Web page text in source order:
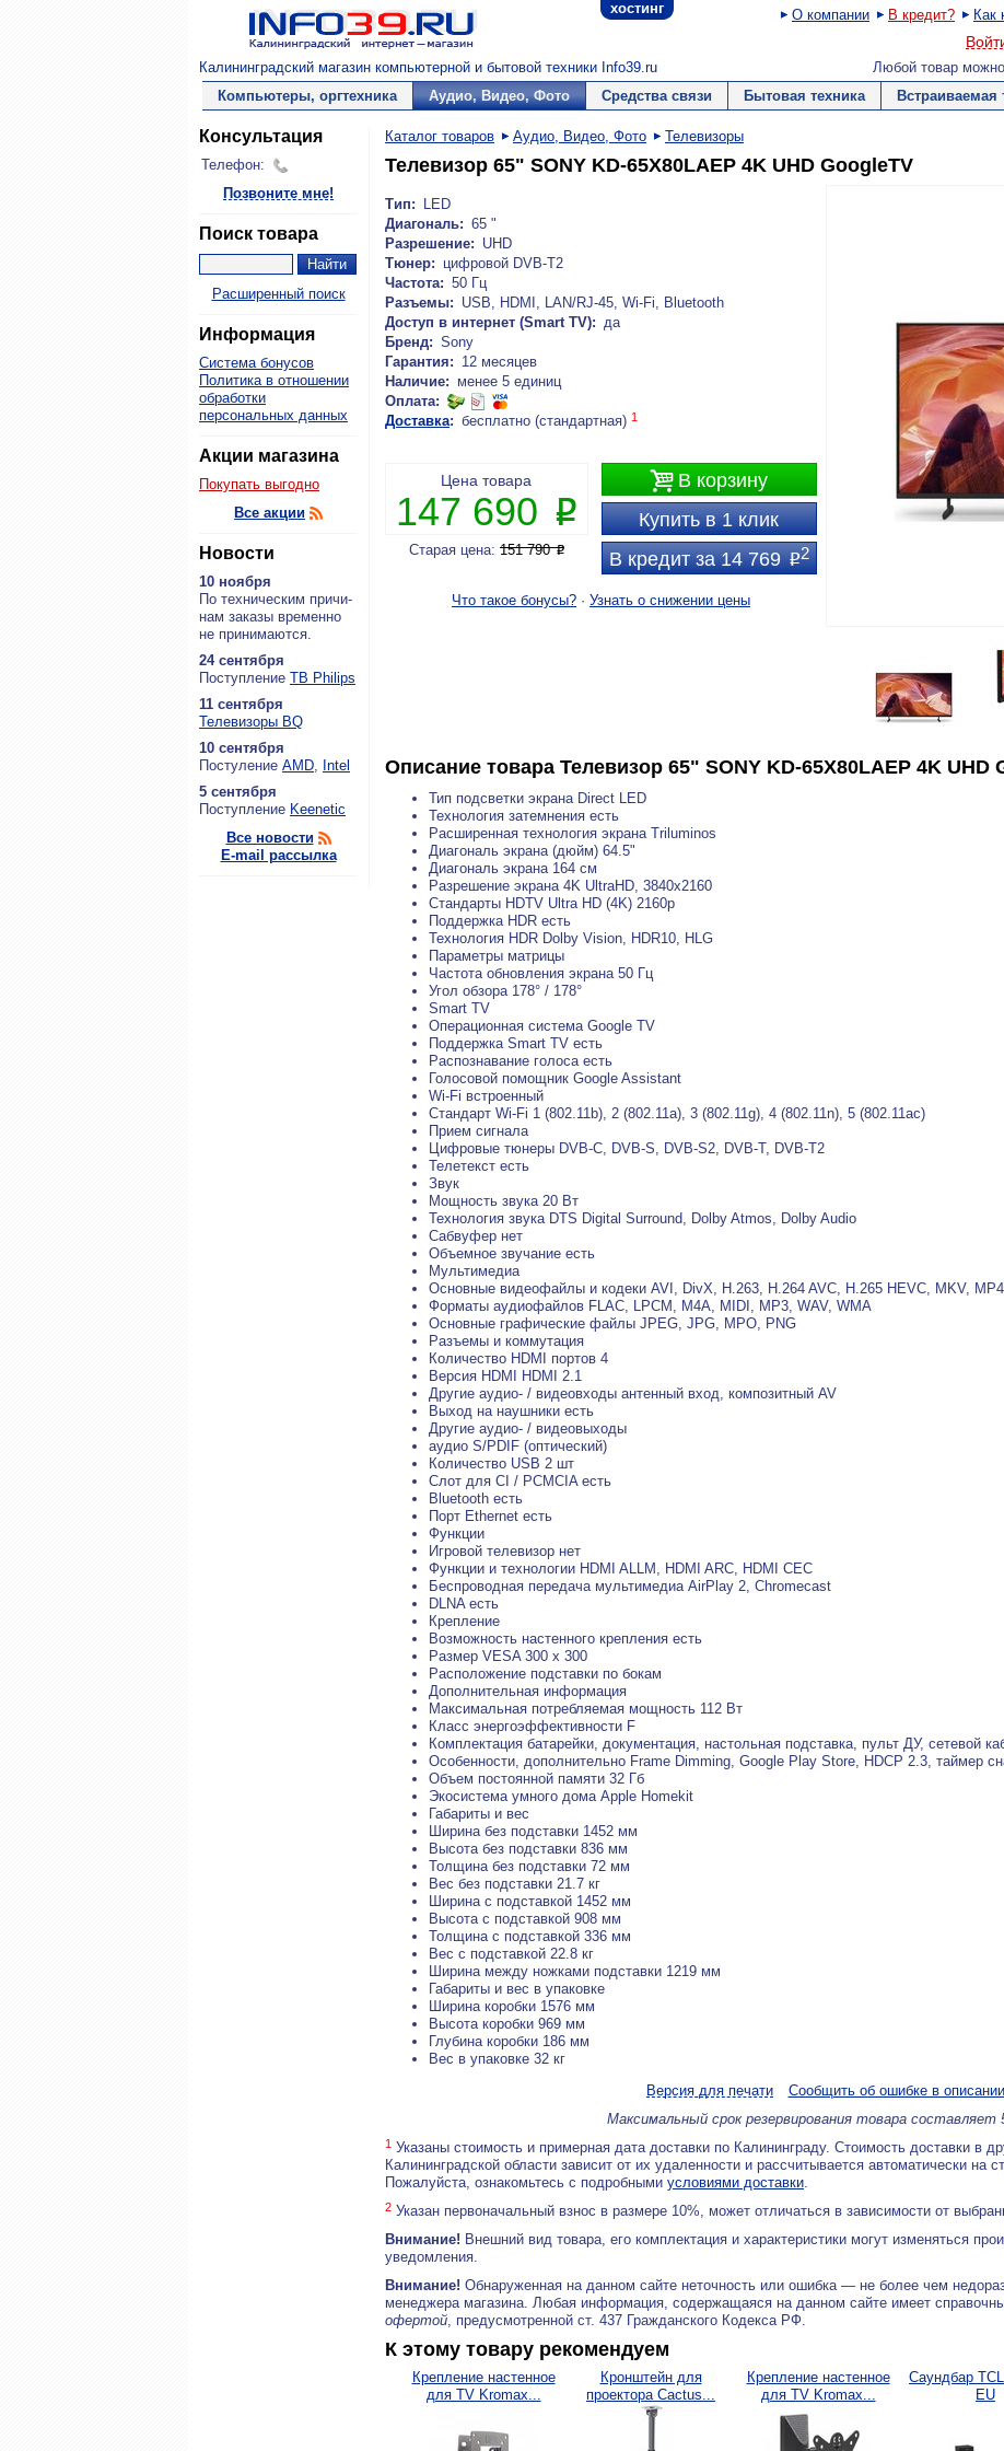
хостинг О компании В кредит? Как
Калининградский магазин компьютерной и бытовой техники Info39.ru Любой товар можно
Компьютеры, оргтехника
Аудио, Видео, Фото Средства связи Бытовая техника Встраиваемая
Консультация
Телефон:
Позвоните мне!
Поиск товара
Расширенный поиск
Информация
Система бонусов
Политика в отношении
обработки
персональных данных
Акции магазина
Покупать выгодно
Все акции
Новости
10 ноября
По тех­ни­че­ским при­чи­
нам за­ка­зы вре­мен­но
не при­ни­ма­ют­ся.
24 сентября
По­ступ­ле­ние ТВ Philips
11 сентября
Теле­ви­зо­ры BQ
10 сентября
По­сту­ле­ние AMD, Intel
5 сентября
По­ступ­ле­ние Keenetic
Все новости
E-mail рассылка
Каталог товаров Аудио, Видео, Фото Телевизоры
Телевизор 65" SONY KD-65X80LAEP 4K UHD GoogleTV
Тип:
LED
Диагональ: 65 "
Разрешение: UHD
Тюнер: цифровой DVB-T2
Частота: 50 Гц
Разъемы: USB, HDMI, LAN/RJ-45, Wi-Fi, Bluetooth
Доступ в интернет (Smart TV): да
Бренд: Sony
Гарантия: 12 месяцев
Наличие: менее 5 единиц
Оплата:
Доставка: бесплатно (стандартная) 1
В корзину
Купить в 1 клик
В кредит за 14 769P2
Цена товара
147 690 P
Старая цена: 151 790P
Что такое бонусы? · Узнать о снижении цены
Описание товара Телевизор 65" SONY KD-65X80LAEP 4K UHD
Тип подсветки экрана Direct LED
Технология затемнения есть
Расширенная технология экрана Triluminos
Диагональ экрана (дюйм) 64.5"
Диагональ экрана 164 см
Разрешение экрана 4K UltraHD, 3840x2160
Стандарты HDTV Ultra HD (4K) 2160p
Поддержка HDR есть
Технология HDR Dolby Vision, HDR10, HLG
Параметры матрицы
Частота обновления экрана 50 Гц
Угол обзора 178° / 178°
Smart TV
Операционная система Google TV
Поддержка Smart TV есть
Распознавание голоса есть
Голосовой помощник Google Assistant
Wi-Fi встроенный
Стандарт Wi-Fi 1 (802.11b), 2 (802.11a), 3 (802.11g), 4 (802.11n), 5 (802.11ac)
Прием сигнала
Цифровые тюнеры DVB-C, DVB-S, DVB-S2, DVB-T, DVB-T2
Телетекст есть
Звук
Мощность звука 20 Вт
Технология звука DTS Digital Surround, Dolby Atmos, Dolby Audio
Сабвуфер нет
Объемное звучание есть
Мультимедиа
Основные видеофайлы и кодеки AVI, DivX, H.263, H.264 AVC, H.265 HEVC, MKV,
Форматы аудиофайлов FLAC, LPCM, M4A, MIDI, MP3, WAV, WMA
Основные графические файлы JPEG, JPG, MPO, PNG
Разъемы и коммутация
Количество HDMI портов 4
Версия HDMI HDMI 2.1
Другие аудио- / видеовходы антенный вход, композитный AV
Выход на наушники есть
Другие аудио- / видеовыходы
аудио S/PDIF (оптический)
Количество USB 2 шт
Слот для CI / PCMCIA есть
Bluetooth есть
Порт Ethernet есть
Функции
Игровой телевизор нет
Функции и технологии HDMI ALLM, HDMI ARC, HDMI CEC
Беспроводная передача мультимедиа AirPlay 2, Chromecast
DLNA есть
Крепление
Возможность настенного крепления есть
Размер VESA 300 x 300
Расположение подставки по бокам
Дополнительная информация
Максимальная потребляемая мощность 112 Вт
Класс энергоэффективности F
Комплектация батарейки, документация, настольная подставка, пульт ДУ, сетевой
Особенности, дополнительно Frame Dimming, Google Play Store, HDCP 2.3, таймер
Объем постоянной памяти 32 Гб
Экосистема умного дома Apple Homekit
Габариты и вес
Ширина без подставки 1452 мм
Высота без подставки 836 мм
Толщина без подставки 72 мм
Вес без подставки 21.7 кг
Ширина с подставкой 1452 мм
Высота с подставкой 908 мм
Толщина с подставкой 336 мм
Вес с подставкой 22.8 кг
Ширина между ножками подставки 1219 мм
Габариты и вес в упаковке
Ширина коробки 1576 мм
Высота коробки 969 мм
Глубина коробки 186 мм
Вес в упаковке 32 кг
Версия для печати
Сообщить об ошибке в описании
Максимальный срок резервирования товара составляет
1 Указаны стоимость и примерная дата доставки по Калининграду. Стоимость доставки в
Калининградской области зависит от их удаленности и рассчитывается автоматически на
Пожалуйста, ознакомьтесь с подробными условиями доставки.
2 Указан первоначальный взнос в размере 10%, может отличаться в зависимости от
Внимание! Внешний вид товара, его комплектация и характеристики могут изменяться
уведомления.
Внимание! Обнаруженная на данном сайте неточность или ошибка — не более чем
менеджера магазина. Любая информация, содержащаяся на данном сайте имеет
офертой, предусмотренной ст. 437 Гражданского Кодекса РФ.
К этому товару рекомендуем
Крепление настенное
для TV Kromax...
Кронштейн для
проектора Cactus...
Крепление настенное
для TV Kromax...
Саундбар
EU